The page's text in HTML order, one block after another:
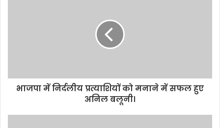
भाजपा में निर्दलीय प्रत्याशियों को मनाने में सफल हुए
अनिल बलूनी।